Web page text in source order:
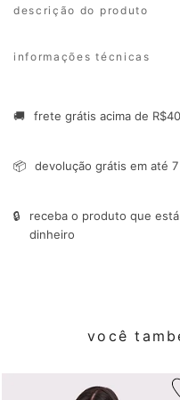
descrição do produto
informações técnicas
🚚 frete grátis acima de
📦 devolução grátis em até
🔒
receba o produto que
dinheiro
você